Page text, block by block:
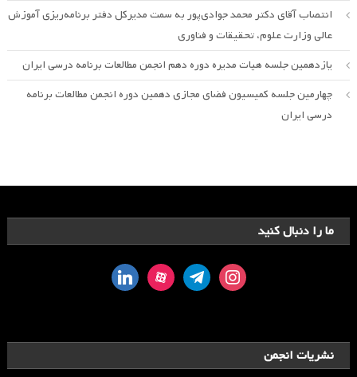
انتصاب آقای دکتر محمد جوادی‌پور به سمت مدیرکل دفتر برنامه‌ریزی آموزش
عالی وزارت علوم، تحقیقات و فناوری
یازدهمین جلسه هیات مدیره دوره دهم انجمن مطالعات برنامه درسی ایران
چهارمین جلسه کمیسیون فضای مجازی دهمین دوره انجمن مطالعات برنامه
درسی ایران
ما را دنبال کنید
instagram
telegram
aparat
linkedin
نشریات انجمن